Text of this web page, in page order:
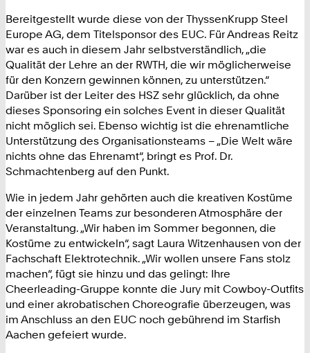
Bereitgestellt wurde diese von der ThyssenKrupp Steel
Europe AG, dem Titelsponsor des EUC. Für Andreas Reitz
war es auch in diesem Jahr selbstverständlich, „die
Qualität der Lehre an der RWTH, die wir möglicherweise
für den Konzern gewinnen können, zu unterstützen.“
Darüber ist der Leiter des HSZ sehr glücklich, da ohne
dieses Sponsoring ein solches Event in dieser Qualität
nicht möglich sei. Ebenso wichtig ist die ehrenamtliche
Unterstützung des Organisationsteams – „Die Welt wäre
nichts ohne das Ehrenamt“, bringt es Prof. Dr.
Schmachtenberg auf den Punkt.
Wie in jedem Jahr gehörten auch die kreativen Kostüme
der einzelnen Teams zur besonderen Atmosphäre der
Veranstaltung. „Wir haben im Sommer begonnen, die
Kostüme zu entwickeln“, sagt Laura Witzenhausen von der
Fachschaft Elektrotechnik. „Wir wollen unsere Fans stolz
machen“, fügt sie hinzu und das gelingt: Ihre
Cheerleading-Gruppe konnte die Jury mit Cowboy-Outfits
und einer akrobatischen Choreografie überzeugen, was
im Anschluss an den EUC noch gebührend im Starfish
Aachen gefeiert wurde.